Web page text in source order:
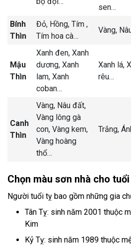
sen…
Bính
Thìn
Đỏ, Hồng, Tím ,
Tím hoa cà…
Vàng,
Mậu
Thìn
Xanh đen, Xanh
dương, Xanh
lam, Xanh
coban…
Xanh lá,
rêu…
Canh
Thìn
Vàng, Nâu đất,
Vàng lông gà
con, Vàng kem,
Vàng hoàng
thổ…
Trắng,
Chọn màu sơn nhà cho
Người tuổi tỵ bao gồm những gia
Tân Tỵ: sinh năm 2001 thuộc
Kim
Kỷ Tỵ: sinh năm 1989 thuộc